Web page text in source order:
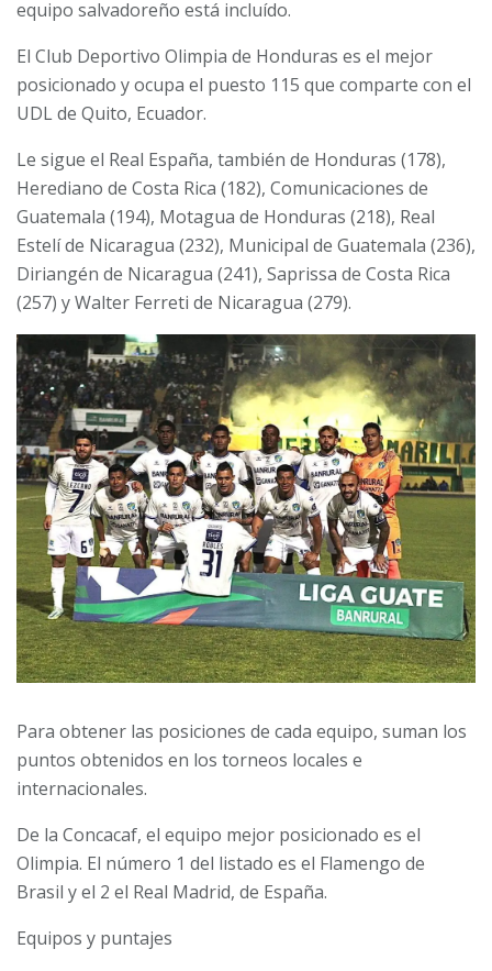
equipo salvadoreño está incluído.
El Club Deportivo Olimpia de Honduras es el mejor
posicionado y ocupa el puesto 115 que comparte con el
UDL de Quito, Ecuador.
Le sigue el Real España, también de Honduras (178),
Herediano de Costa Rica (182), Comunicaciones de
Guatemala (194), Motagua de Honduras (218), Real
Estelí de Nicaragua (232), Municipal de Guatemala (236),
Diriangén de Nicaragua (241), Saprissa de Costa Rica
(257) y Walter Ferreti de Nicaragua (279).
Para obtener las posiciones de cada equipo, suman los
puntos obtenidos en los torneos locales e
internacionales.
De la Concacaf, el equipo mejor posicionado es el
Olimpia. El número 1 del listado es el Flamengo de
Brasil y el 2 el Real Madrid, de España.
Equipos y puntajes